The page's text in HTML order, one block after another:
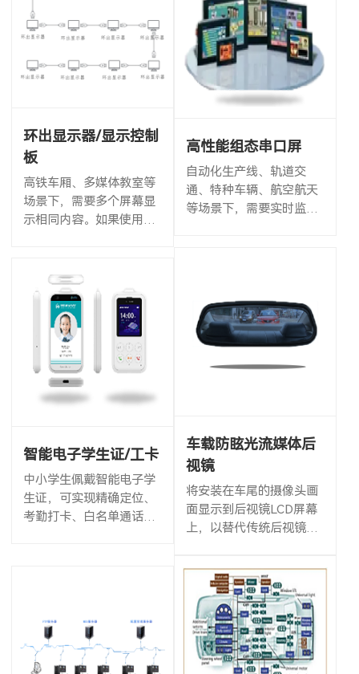
环出显示器/显示控制
板
高铁车厢、多媒体教室等
场景下，需要多个屏幕显
示相同内容。如果使用传
到主机，造成布线复杂且
成本较高。通过使用具
高性能组态串口屏
自动化生产线、轨道交
通、特种车辆、航空航天
等场景下，需要实时监控
智能电子学生证/工卡
中小学生佩戴智能电子学
生证，可实现精确定位、
考勤打卡、白名单通话、
车载防眩光流媒体后
视镜
将安装在车尾的摄像头画
面显示到后视镜LCD屏幕
上，以替代传统后视镜，
大2倍以上，解决C柱盲区
问题，观察后方视线不再
被车内物体阻挡。防眩光
功...